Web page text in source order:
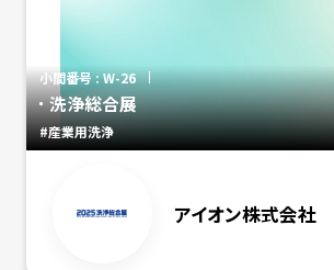
小間番号 : W-26
洗浄総合展
#産業用洗浄
アイオン株式会社